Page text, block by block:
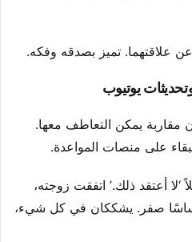
علاقتهما. تميز بصدقه وفكه.
يوتيوب
مقاربة يمكن التعاطف معها.
على منصات المواعدة.
‘لا أعتقد ذلك.’ اتفقت زوجته،
صفر. يشككان في كل شيء،